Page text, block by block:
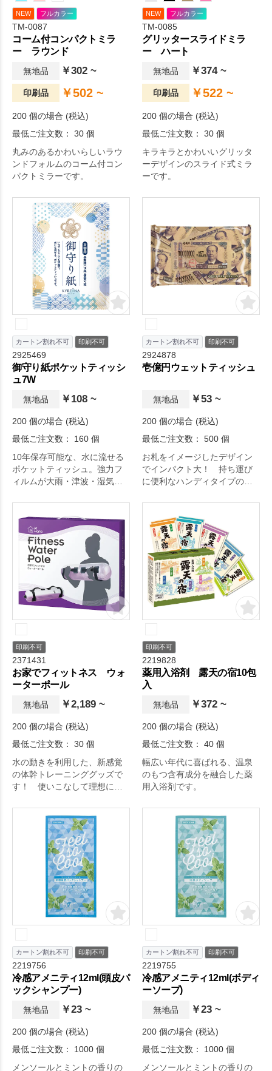
NEW フルカラー
TM-0087
コーム付コンパクトミラ
ー ラウンド
無地品 ￥302 ~
印刷品 ￥502 ~
200 個の場合 (税込)
最低ご注文数： 30 個
丸みのあるかわいらしいラウ
ンドフォルムのコーム付コン
パクトミラーです。
NEW フルカラー
TM-0085
グリッタースライドミラ
ー ハート
無地品 ￥374 ~
印刷品 ￥522 ~
200 個の場合 (税込)
最低ご注文数： 30 個
キラキラとかわいいグリッタ
ーデザインのスライド式ミラ
ーです。
カートン割れ不可 印刷不可
2925469
御守り紙ポケットティッシ
ュ7W
無地品 ￥108 ~
200 個の場合 (税込)
最低ご注文数： 160 個
10年保存可能な、水に流せる
ポケットティッシュ。強力フ
ィルムが大雨・津波・湿気・
す。
カートン割れ不可 印刷不可
2924878
壱億円ウェットティッシュ
無地品 ￥53 ~
200 個の場合 (税込)
最低ご注文数： 500 個
お札をイメージしたデザイン
でインパクト大！ 持ち運び
に便利なハンディタイプのウ
印刷不可
2371431
お家でフィットネス ウォ
ーターポール
無地品 ￥2,189 ~
200 個の場合 (税込)
最低ご注文数： 30 個
水の動きを利用した、新感覚
の体幹トレーニンググッズで
す！ 使いこなして理想にボ
印刷不可
2219828
薬用入浴剤 露天の宿10包
入
無地品 ￥372 ~
200 個の場合 (税込)
最低ご注文数： 40 個
幅広い年代に喜ばれる、温泉
のもつ含有成分を融合した薬
用入浴剤です。
カートン割れ不可 印刷不可
2219756
冷感アメニティ12ml(頭皮パ
ックシャンプー)
無地品 ￥23 ~
200 個の場合 (税込)
最低ご注文数： 1000 個
メンソールとミントの香りの
カートン割れ不可 印刷不可
2219755
冷感アメニティ12ml(ボディ
ーソープ)
無地品 ￥23 ~
200 個の場合 (税込)
最低ご注文数： 1000 個
メンソールとミントの香りの